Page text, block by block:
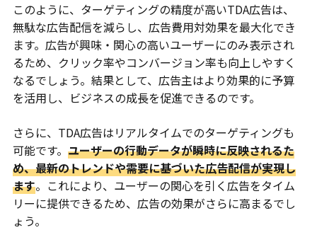
このように、ターゲティングの精度が高いTDA広告は、
無駄な広告配信を減らし、広告費用対効果を最大化でき
ます。広告が興味・関心の高いユーザーにのみ表示され
るため、クリック率やコンバージョン率も向上しやすく
なるでしょう。結果として、広告主はより効果的に予算
を活用し、ビジネスの成長を促進できるのです。
さらに、TDA広告はリアルタイムでのターゲティングも
可能です。ユーザーの行動データが瞬時に反映されるた
め、最新のトレンドや需要に基づいた広告配信が実現し
ます。これにより、ユーザーの関心を引く広告をタイム
リーに提供できるため、広告の効果がさらに高まるでし
ょう。